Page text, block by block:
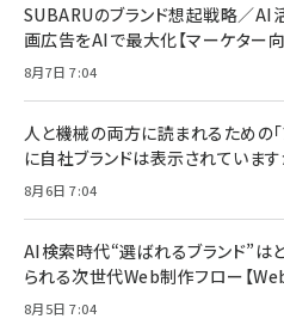
ママ投資家が育休
組織の成果を最
￥1,980
Amazonランキ
￥6,980
全ワイヤレスイヤ
技術基準適合】ブ
￥5,990
ケーブル Anker
ド付き USB PD
17 / 16 / 15 /
Pro/Air 各種対応
￥1,890
Pro/Air 各種対応
サッポロ 生ビー
ル ケース買い【6/
￥4,857
SUBARUのブランド想起戦略／AI活
画広告をAIで最大化【マーケター
8月7日 7:04
人と機械の両方に読まれるための
に自社ブランドは表示されていま
8月6日 7:04
AI検索時代“選ばれるブランド”は
られる次世代Web制作フロー【
8月5日 7:04